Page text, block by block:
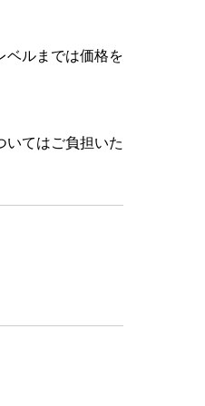
ベルまでは価格を
いてはご負担いた